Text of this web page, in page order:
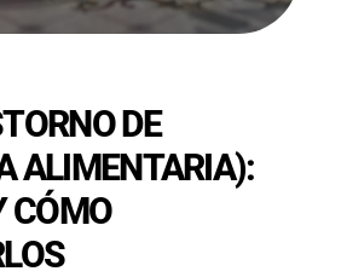
DE
ALIMENTARIA):
CÓMO